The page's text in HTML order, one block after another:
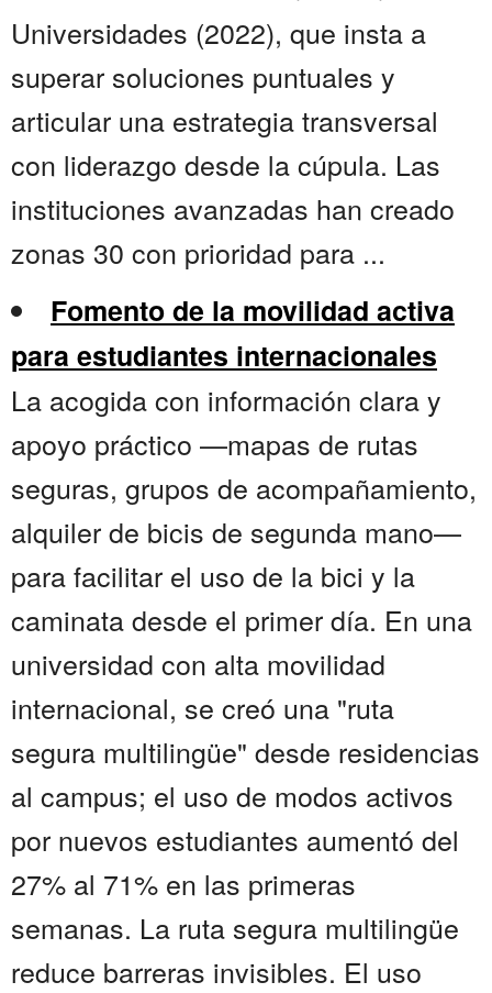
Universidades (2022), que insta a
superar soluciones puntuales y
articular una estrategia transversal
con liderazgo desde la cúpula. Las
instituciones avanzadas han creado
zonas 30 con prioridad para ...
Fomento de la movilidad activa
para estudiantes internacionales
La acogida con información clara y
apoyo práctico —mapas de rutas
seguras, grupos de acompañamiento,
alquiler de bicis de segunda mano—
para facilitar el uso de la bici y la
caminata desde el primer día. En una
universidad con alta movilidad
internacional, se creó una "ruta
segura multilingüe" desde residencias
al campus; el uso de modos activos
por nuevos estudiantes aumentó del
27% al 71% en las primeras
semanas. La ruta segura multilingüe
reduce barreras invisibles. El uso